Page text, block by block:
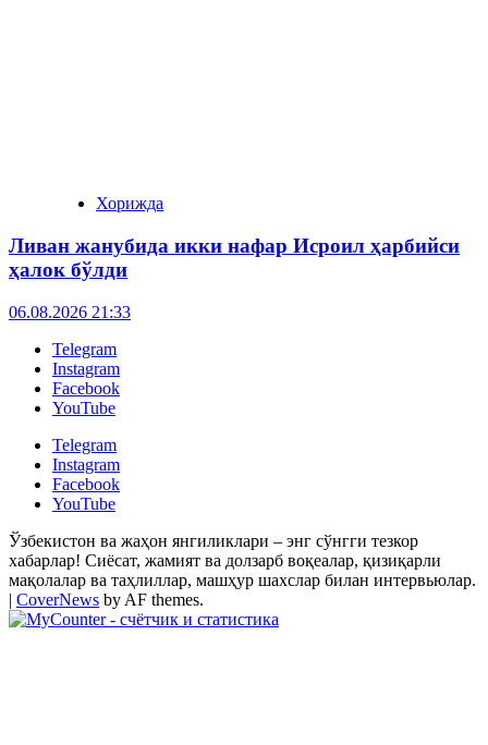
Хорижда
Ливан жанубида икки нафар Исроил ҳарбийси
ҳалок бўлди
06.08.2026 21:33
Telegram
Instagram
Facebook
YouTube
Telegram
Instagram
Facebook
YouTube
Ўзбекистон ва жаҳон янгиликлари – энг сўнгги тезкор
хабарлар! Сиёсат, жамият ва долзарб воқеалар, қизиқарли
мақолалар ва таҳлиллар, машҳур шахслар билан интервьюлар.
| CoverNews by AF themes.